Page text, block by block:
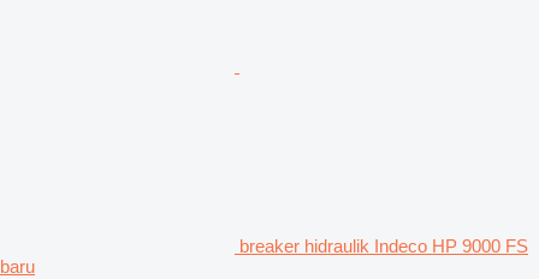
breaker hidraulik Indeco HP 9000 FS
baru